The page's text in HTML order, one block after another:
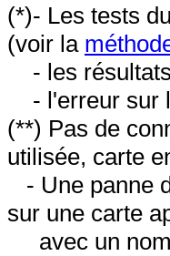
(*)- Les tests
(voir la
- les
- l'erreur sur
(**) Pas de
utilisée, carte
- Une panne
sur une carte
avec un